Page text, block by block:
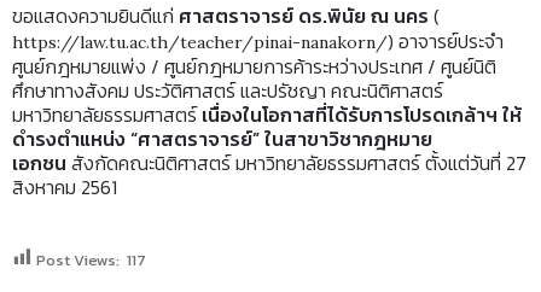
ขอแสดงความยินดีแก่ ศาสตราจารย์ ดร.พินัย ณ นคร (
https://law.tu.ac.th/teacher/pinai-nanakorn/) อาจารย์ประจำ
ศูนย์กฎหมายแพ่ง / ศูนย์กฎหมายการค้าระหว่างประเทศ / ศูนย์นิติ
ศึกษาทางสังคม ประวัติศาสตร์ และปรัชญา คณะนิติศาสตร์
มหาวิทยาลัยธรรมศาสตร์เนื่องในโอกาสที่ได้รับการโปรดเกล้าฯ ให้
ดำรงตำแหน่ง “ศาสตราจารย์” ในสาขาวิชากฎหมาย
เอกชน สังกัดคณะนิติศาสตร์ มหาวิทยาลัยธรรมศาสตร์ ตั้งแต่วันที่ 27
สิงหาคม 2561
Post Views: 117